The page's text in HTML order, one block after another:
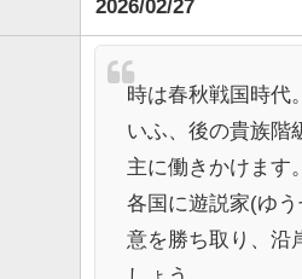
2026/02/27
時は春秋戦国時代
いふ、後の貴族階
主に働きかけます。
各国に遊説家(ゆ
意を勝ち取り、沿